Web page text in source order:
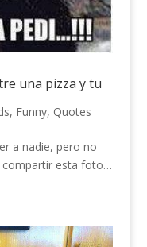
una pizza y tu
, Funny, Quotes
a nadie, pero no
compartir esta foto…